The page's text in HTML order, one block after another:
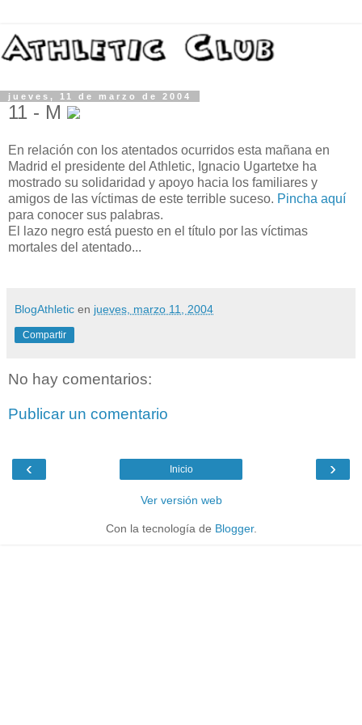
jueves, 11 de marzo de 2004
11 - M
En relación con los atentados ocurridos esta mañana en
Madrid el presidente del Athletic, Ignacio Ugartetxe ha
mostrado su solidaridad y apoyo hacia los familiares y
amigos de las víctimas de este terrible suceso. Pincha aquí
para conocer sus palabras.
El lazo negro está puesto en el título por las víctimas
mortales del atentado...
BlogAthletic en jueves, marzo 11, 2004
Compartir
No hay comentarios:
Publicar un comentario
‹ ›
Inicio
Ver versión web
Con la tecnología de Blogger.